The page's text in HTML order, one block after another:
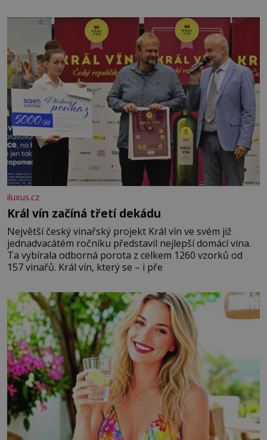
král. Nebo že by ne? Mongolové od roku 1223 postupují
podél Kaspického a Azovského moře,
iluxus.cz
Král vín začíná třetí dekádu
Největší český vinařský projekt Král vín ve svém již
jednadvacátém ročníku představil nejlepší domácí vína.
Ta vybírala odborná porota z celkem 1260 vzorků od
157 vinařů. Král vín, který se – i pře